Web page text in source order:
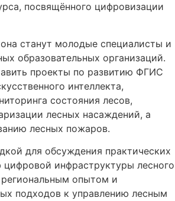
посвящённого цифровизации
станут молодые специалисты и
образовательных организаций.
проекты по развитию ФГИС
интеллекта,
состояния лесов,
лесных насаждений, а
лесных пожаров.
для обсуждения практических
инфраструктуры лесного
опытом и
подходов к управлению лесным